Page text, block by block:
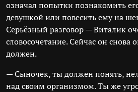
означал попытки познакомить
девушкой или повесить ему на
Серьёзный разговор — Виталик
словосочетание. Сейчас он снова
должен.
— Сыночек, ты должен понять,
над своим организмом. Ты же